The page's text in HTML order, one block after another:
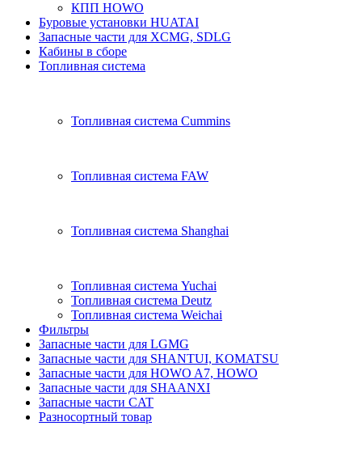
КПП HOWO
Буровые установки HUATAI
Запасные части для XCMG, SDLG
Кабины в сборе
Топливная система
Топливная система Cummins
Топливная система FAW
Топливная система Shanghai
Топливная система Yuchai
Топливная система Deutz
Топливная система Weichai
Фильтры
Запасные части для LGMG
Запасные части для SHANTUI, KOMATSU
Запасные части для HOWO A7, HOWO
Запасные части для SHAANXI
Запасные части CAT
Разносортный товар